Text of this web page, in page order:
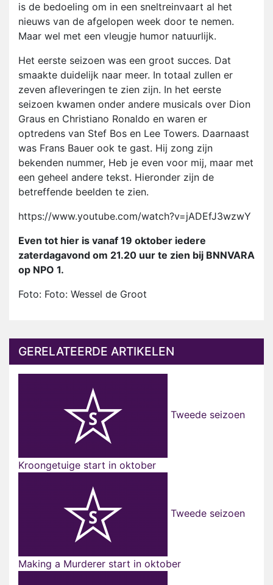
is de bedoeling om in een sneltreinvaart al het
nieuws van de afgelopen week door te nemen.
Maar wel met een vleugje humor natuurlijk.
Het eerste seizoen was een groot succes. Dat
smaakte duidelijk naar meer. In totaal zullen er
zeven afleveringen te zien zijn. In het eerste
seizoen kwamen onder andere musicals over Dion
Graus en Christiano Ronaldo en waren er
optredens van Stef Bos en Lee Towers. Daarnaast
was Frans Bauer ook te gast. Hij zong zijn
bekenden nummer, Heb je even voor mij, maar met
een geheel andere tekst. Hieronder zijn de
betreffende beelden te zien.
https://www.youtube.com/watch?v=jADEfJ3wzwY
Even tot hier is vanaf 19 oktober iedere
zaterdagavond om 21.20 uur te zien bij BNNVARA
op NPO 1.
Foto: Foto: Wessel de Groot
GERELATEERDE ARTIKELEN
Tweede seizoen
Kroongetuige start in oktober
Tweede seizoen
Making a Murderer start in oktober